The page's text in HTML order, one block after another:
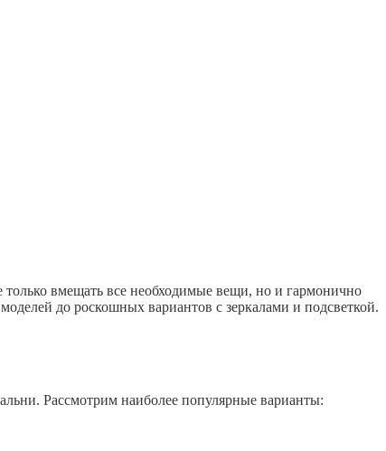
вмещать все необходимые вещи, но и гармонично
до роскошных вариантов с зеркалами и подсветкой.
Рассмотрим наиболее популярные варианты: